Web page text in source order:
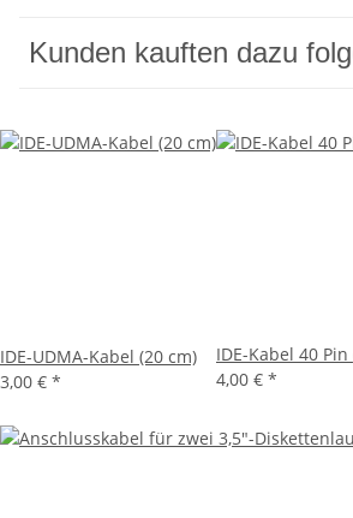
Kunden kauften dazu
IDE-UDMA-Kabel (20 cm)
3,00 € *
IDE-Kabel 40
4,00 € *